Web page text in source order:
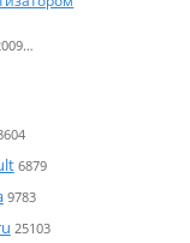
6879
9783
25103